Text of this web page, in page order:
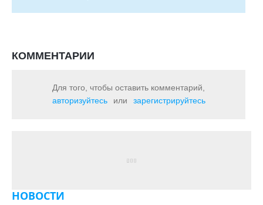
КОММЕНТАРИИ
Для того, чтобы оставить комментарий,
авторизуйтесь
или зарегистрируйтесь
НОВОСТИ